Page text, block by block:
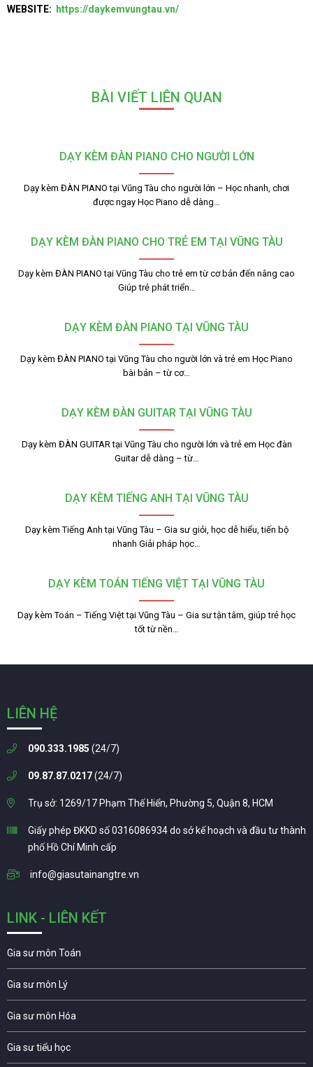
WEBSITE: https://daykemvungtau.vn/
BÀI VIẾT LIÊN QUAN
DẠY KÈM ĐÀN PIANO CHO NGƯỜI LỚN
Dạy kèm ĐÀN PIANO tại Vũng Tàu cho người lớn – Học nhanh, chơi
được ngay Học Piano dễ dàng…
DẠY KÈM ĐÀN PIANO CHO TRẺ EM TẠI VŨNG TÀU
Dạy kèm ĐÀN PIANO tại Vũng Tàu cho trẻ em từ cơ bản đến nâng cao
Giúp trẻ phát triển…
DẠY KÈM ĐÀN PIANO TẠI VŨNG TÀU
Dạy kèm ĐÀN PIANO tại Vũng Tàu cho người lớn và trẻ em Học Piano
bài bản – từ cơ…
DẠY KÈM ĐÀN GUITAR TẠI VŨNG TÀU
Dạy kèm ĐÀN GUITAR tại Vũng Tàu cho người lớn và trẻ em Học đàn
Guitar dễ dàng – từ…
DẠY KÈM TIẾNG ANH TẠI VŨNG TÀU
Dạy kèm Tiếng Anh tại Vũng Tàu – Gia sư giỏi, học dễ hiểu, tiến bộ
nhanh Giải pháp học…
DẠY KÈM TOÁN TIẾNG VIỆT TẠI VŨNG TÀU
Dạy kèm Toán – Tiếng Việt tại Vũng Tàu – Gia sư tận tâm, giúp trẻ học
tốt từ nền…
LIÊN HỆ
090.333.1985 (24/7)
09.87.87.0217(24/7)
Trụ sở: 1269/17 Phạm Thế Hiển, Phường 5, Quận 8, HCM
Giấy phép ĐKKD số 0316086934 do sở kế hoạch và đầu tư thành
phố Hồ Chí Minh cấp
info@giasutainangtre.vn
LINK - LIÊN KẾT
Gia sư môn Toán
Gia sư môn Lý
Gia sư môn Hóa
Gia sư tiểu học